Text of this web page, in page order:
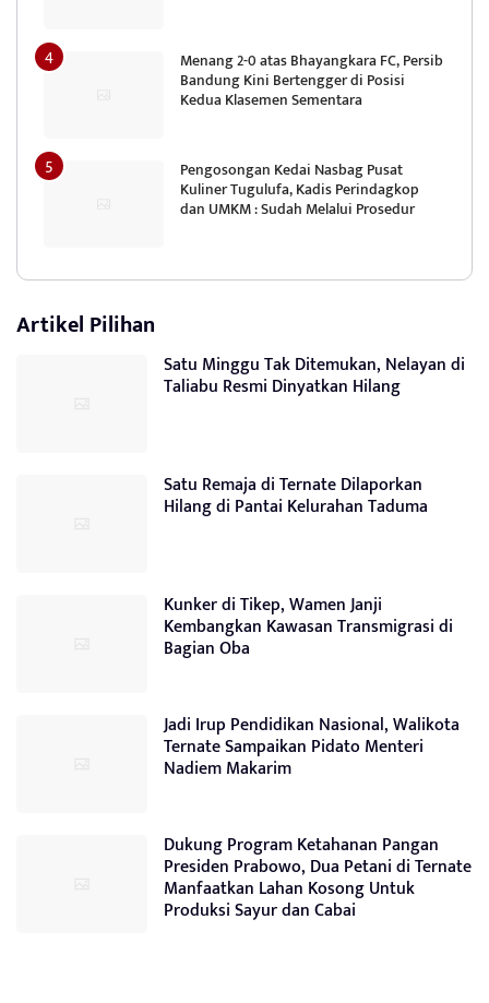
Menang 2-0 atas Bhayangkara FC, Persib
Bandung Kini Bertengger di Posisi
Kedua Klasemen Sementara
Pengosongan Kedai Nasbag Pusat
Kuliner Tugulufa, Kadis Perindagkop
dan UMKM : Sudah Melalui Prosedur
Artikel Pilihan
Satu Minggu Tak Ditemukan, Nelayan di
Taliabu Resmi Dinyatkan Hilang
Satu Remaja di Ternate Dilaporkan
Hilang di Pantai Kelurahan Taduma
Kunker di Tikep, Wamen Janji
Kembangkan Kawasan Transmigrasi di
Bagian Oba
Jadi Irup Pendidikan Nasional, Walikota
Ternate Sampaikan Pidato Menteri
Nadiem Makarim
Dukung Program Ketahanan Pangan
Presiden Prabowo, Dua Petani di Ternate
Manfaatkan Lahan Kosong Untuk
Produksi Sayur dan Cabai